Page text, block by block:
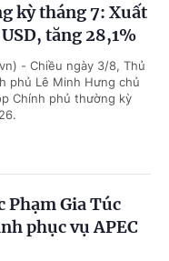
kỳ tháng 7: Xuất
tăng 28,1%
- Chiều ngày 3/8, Thủ
phủ Lê Minh Hưng chủ
Chính phủ thường kỳ
Gia Túc
phục vụ APEC